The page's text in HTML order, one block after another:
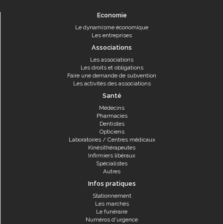
Economie
Le dynamisme économique
Les entreprises
Associations
Les associations
Les droits et obligations
Faire une demande de subvention
Les activités des associations
Santé
Médecins
Pharmacies
Dentistes
Opticiens
Laboratoires / Centres médicaux
Kinésithérapeutes
Infirmiers libéraux
Spécialistes
Autres
Infos pratiques
Stationnement
Les marchés
Le funéraire
Numéros d'urgence